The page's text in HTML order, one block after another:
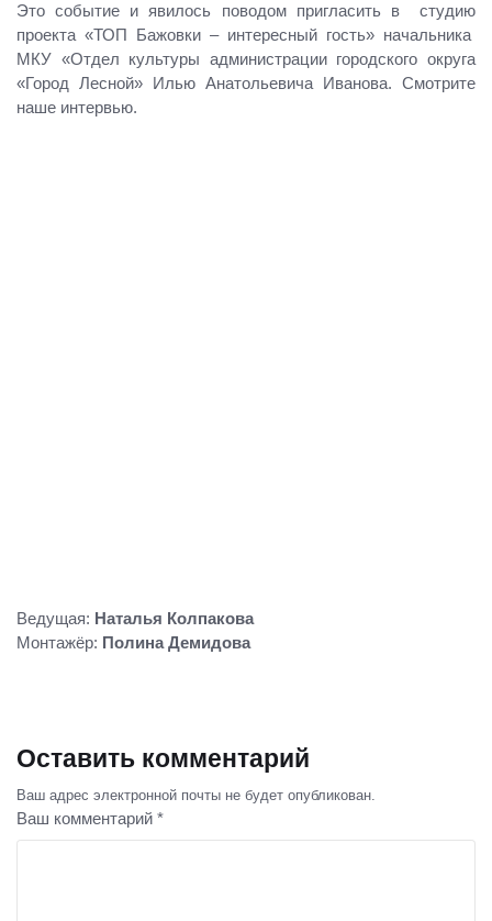
Это событие и явилось поводом пригласить в студию
проекта «ТОП Бажовки – интересный гость» начальника
МКУ «Отдел культуры администрации городского округа
«Город Лесной» Илью Анатольевича Иванова. Смотрите
наше интервью.
Ведущая: Наталья Колпакова
Монтажёр: Полина Демидова
Оставить комментарий
Ваш адрес электронной почты не будет опубликован.
Ваш комментарий *